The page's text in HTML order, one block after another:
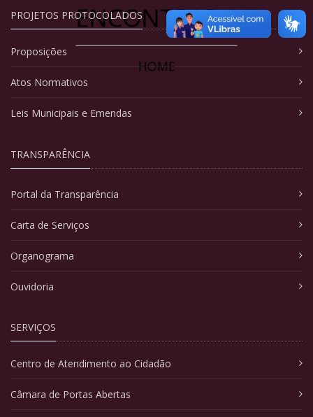
ENCONTRADA
HOME
PROJETOS PROTOCOLADOS
Proposições
Atos Normativos
Leis Municipais e Emendas
TRANSPARÊNCIA
Portal da Transparência
Carta de Serviços
Organograma
Ouvidoria
SERVIÇOS
Centro de Atendimento ao Cidadão
Câmara de Portas Abertas